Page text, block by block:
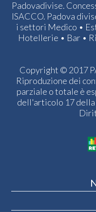
Padovadivise.
ISACCO. Padova
i settori Medico •
Hotellerie • Bar •
Copyright © 2017
Riproduzione dei
parziale o totale è
dell'articolo 17